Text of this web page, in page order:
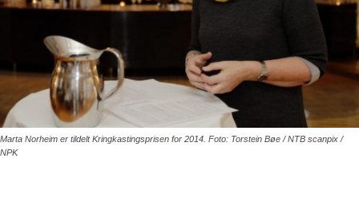
Marta Norheim er tildelt Kringkastingsprisen for 2014. Foto: Torstein Bøe / NTB scanpix /
NPK